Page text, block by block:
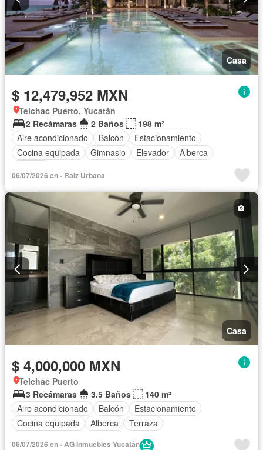
Casa
$ 12,479,952 MXN
Telchac Puerto, Yucatán
2 Recámaras
2 Baños
198 m²
Aire acondicionado
Balcón
Estacionamiento
Cocina equipada
Gimnasio Elevador
Alberca
06/07/2026 en - Raiz Urbana
Casa
$ 4,000,000 MXN
Telchac Puerto
3 Recámaras
3.5 Baños
140 m²
Aire acondicionado
Balcón
Estacionamiento
Cocina equipada
Alberca
Terraza
06/07/2026 en - AG Inmuebles Yucatán